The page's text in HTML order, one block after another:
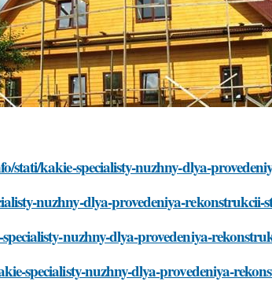
stati/kakie-specialisty-nuzhny-dlya-
nuzhny-dlya-provedeniya-rekonstrukcii-
nuzhny-dlya-provedeniya-
specialisty-nuzhny-dlya-provedeniya-